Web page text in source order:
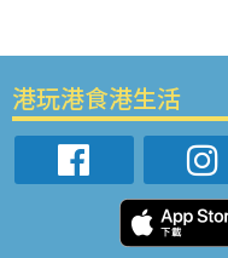
港玩港食港生活